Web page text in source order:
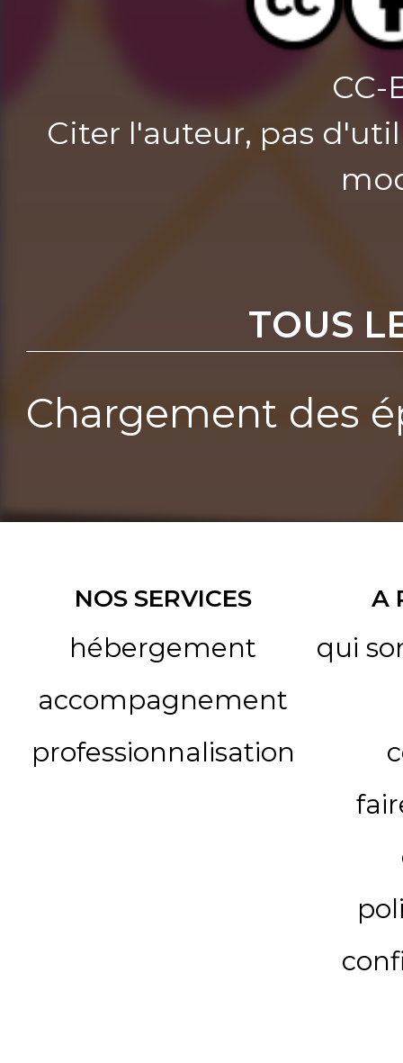
CC-
Citer l'auteur, pas
TOUS
Chargement des
NOS SERVICES
hébergement
accompagnement
professionnalisation
A
qui